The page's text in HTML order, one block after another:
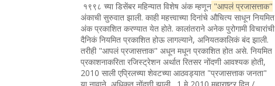
१९९८ च्या डिसेंबर महिन्यात विशेष अंक म्हणून "आपलं प्रजासत्ताक"
अंकाची सुरुवात झाली. काही महत्त्वाच्या दिनांचे औचित्य साधून नियमित
अंक प्रकाशित करण्यात येत होते. कालांतराने अनेक पुरोगामी विचारांची
दैनिकं नियमित प्रकाशित होऊ लागल्याने, अनियतकालिकं बंद झाली.
तरीही "आपलं प्रजासत्ताक" अधून मधून प्रकाशित होत असे. नियमित
प्रकाशनाकरिता रजिस्ट्रेशन अर्थात रितसर नोंदणी आवश्यक होती,
2010 साली एप्रिलच्या शेवटच्या आठवड्यात "प्रजासत्ताक जनता"